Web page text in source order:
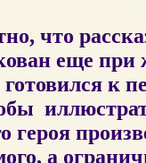
что
еще при
готовился к
героя
а